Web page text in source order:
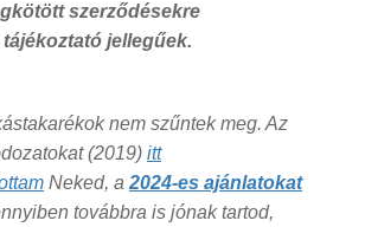
szerződésekre
jellegűek.
nem szűntek meg. Az
(2019) itt
Neked, a 2024-es ajánlatokat
továbbra is jónak tartod,